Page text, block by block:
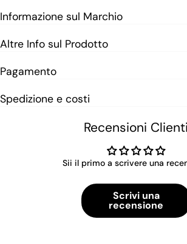
Informazione sul Marchio
Altre Info sul Prodotto
Pagamento
Spedizione e costi
Recensioni Clienti
Sii il primo a scrivere una
Scrivi una
recensione